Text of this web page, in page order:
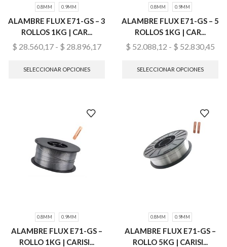
0.8MM 0.9MM
ALAMBRE FLUX E71-GS – 3
ROLLOS 1KG | CAR...
$ 28.560,17 - $ 28.896,17
SELECCIONAR OPCIONES
0.8MM 0.9MM
ALAMBRE FLUX E71-GS – 5
ROLLOS 1KG | CAR...
$ 52.088,12 - $ 52.830,45
SELECCIONAR OPCIONES
0.8MM 0.9MM
ALAMBRE FLUX E71-GS –
ROLLO 1KG | CARISI...
0.8MM 0.9MM
ALAMBRE FLUX E71-GS –
ROLLO 5KG | CARISI...